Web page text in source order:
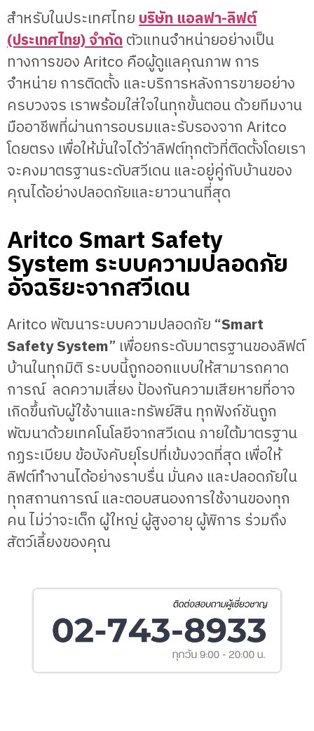
สำหรับในประเทศไทยบริษัท แอลฟา-ลิฟต์
(ประเทศไทย) จำกัดตัวแทนจำหน่ายอย่างเป็น
ทางการของ Aritco คือผู้ดูแลคุณภาพ การ
จำหน่าย การติดตั้ง และบริการหลังการขายอย่าง
ครบวงจร เราพร้อมใส่ใจในทุกขั้นตอน ด้วยทีมงาน
มืออาชีพที่ผ่านการอบรมและรับรองจาก Aritco
โดยตรง เพื่อให้มั่นใจได้ว่าลิฟต์ทุกตัวที่ติดตั้งโดยเรา
จะคงมาตรฐานระดับสวีเดน และอยู่คู่กับบ้านของ
คุณได้อย่างปลอดภัยและยาวนานที่สุด
Aritco Smart Safety
System ระบบความปลอดภัย
อัจฉริยะจากสวีเดน
Aritco พัฒนาระบบความปลอดภัย “Smart
Safety System” เพื่อยกระดับมาตรฐานของลิฟต์
บ้านในทุกมิติ ระบบนี้ถูกออกแบบให้สามารถคาด
การณ์ ลดความเสี่ยง ป้องกันความเสียหายที่อาจ
เกิดขึ้นกับผู้ใช้งานและทรัพย์สิน ทุกฟังก์ชันถูก
พัฒนาด้วยเทคโนโลยีจากสวีเดน ภายใต้มาตรฐาน
กฏระเบียบ ข้อบังคับยุโรปที่เข้มงวดที่สุด เพื่อให้
ลิฟต์ทำงานได้อย่างราบรื่น มั่นคง และปลอดภัยใน
ทุกสถานการณ์ และตอบสนองการใช้งานของทุก
คน ไม่ว่าจะเด็ก ผู้ใหญ่ ผู้สูงอายุ ผู้พิการ ร่วมถึง
สัตว์เลี้ยงของคุณ